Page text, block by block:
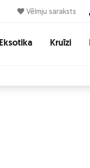
Vēlmju saraksts
Eksotika Kruīzi